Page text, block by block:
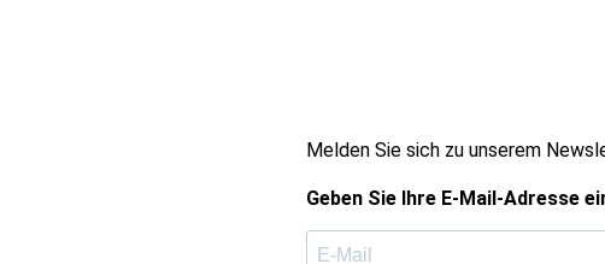
Melden Sie sich zu unserem
Geben Sie Ihre E-Mail-Adresse